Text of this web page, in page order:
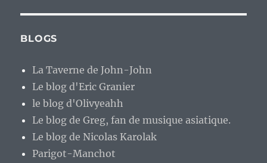
BLOGS
La Taverne de John-John
Le blog d'Eric Granier
le blog d'Olivyeahh
Le blog de Greg, fan de musique asiatique.
Le blog de Nicolas Karolak
Parigot-Manchot